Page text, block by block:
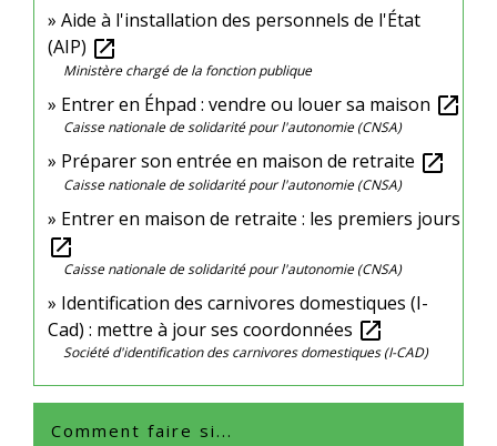
Aide à l'installation des personnels de l'État
(AIP) open_in_new
Ministère chargé de la fonction publique
Entrer en Éhpad : vendre ou louer sa maison open_in_new
Caisse nationale de solidarité pour l'autonomie (CNSA)
Préparer son entrée en maison de retraite open_in_new
Caisse nationale de solidarité pour l'autonomie (CNSA)
Entrer en maison de retraite : les premiers jours
open_in_new
Caisse nationale de solidarité pour l'autonomie (CNSA)
Identification des carnivores domestiques (I-
Cad) : mettre à jour ses coordonnées open_in_new
Société d'identification des carnivores domestiques (I-CAD)
Comment faire si...